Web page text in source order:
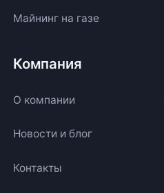
Майнинг на газе
Компания
О компании
Новости и блог
Контакты